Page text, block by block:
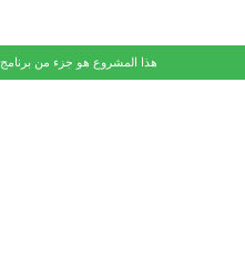
هذا المشروع هو جزء من برنامج